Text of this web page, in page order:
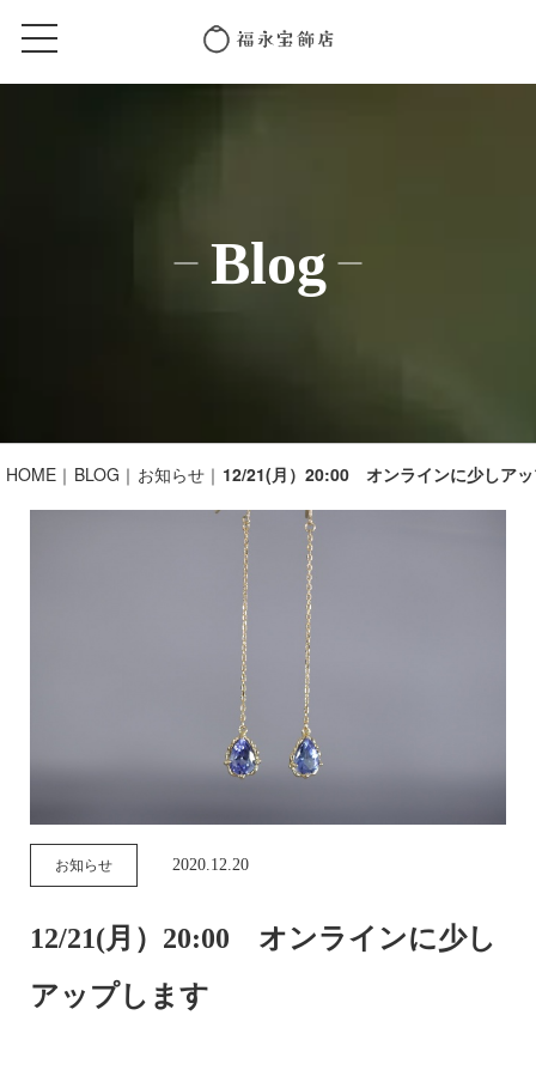
Blog
HOME BLOG お知らせ 12/21(月）20:00 オンラインに少しア
お知らせ 2020.12.20
12/21(月）20:00 オンラインに少し
アップします